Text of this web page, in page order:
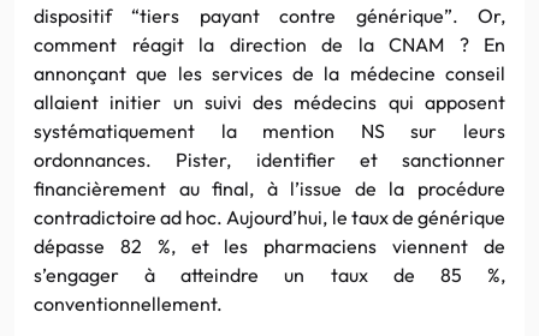
dispositif “tiers payant contre générique”. Or,
comment réagit la direction de la CNAM ? En
annonçant que les services de la médecine conseil
allaient initier un suivi des médecins qui apposent
systématiquement la mention NS sur leurs
ordonnances. Pister, identifier et sanctionner
financièrement au final, à l’issue de la procédure
contradictoire ad hoc. Aujourd’hui, le taux de générique
dépasse 82 %, et les pharmaciens viennent de
s’engager à atteindre un taux de 85 %,
conventionnellement.